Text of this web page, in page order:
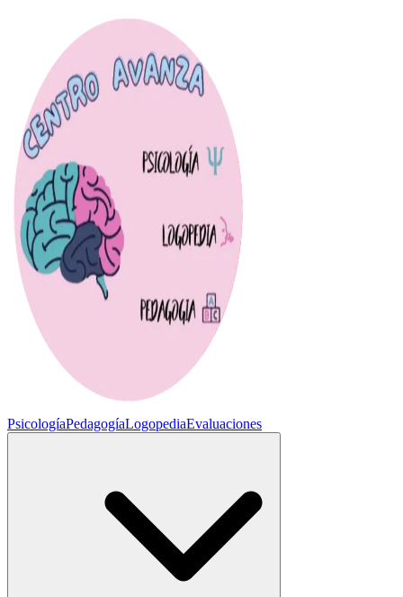
PsicologíaPedagogíaLogopediaEvaluaciones